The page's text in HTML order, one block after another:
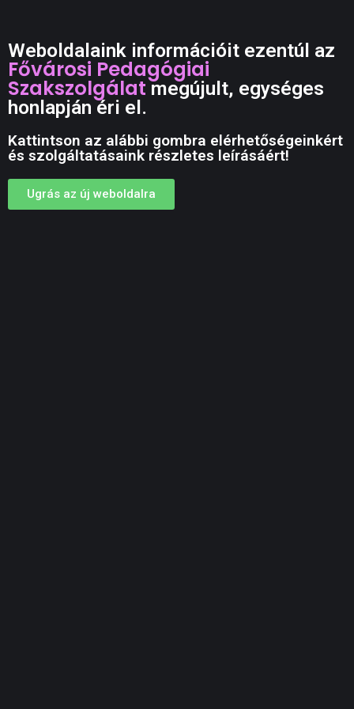
Weboldalaink információit ezentúl az
Fővárosi Pedagógiai
Szakszolgálatmegújult, egységes
honlapján éri el.
Kattintson az alábbi gombra elérhetőségeinkért
és szolgáltatásaink részletes leírásáért!
Ugrás az új weboldalra